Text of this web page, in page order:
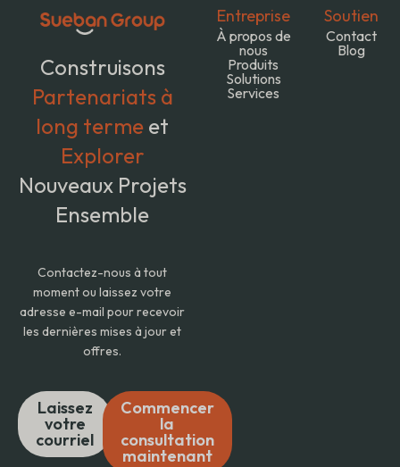
Construisons
Partenariats à
long terme et
Explorer
Nouveaux Projets
Ensemble
Contactez-nous à tout
moment ou laissez votre
adresse e-mail pour recevoir
les dernières mises à jour et
offres.
Laissez
votre
courriel
Commencer
la
consultation
maintenant
Entreprise
À propos de
nous
Produits
Solutions
Services
Soutien
Contact
Blog